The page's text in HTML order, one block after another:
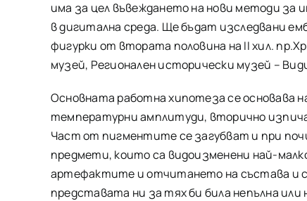
има за цел въвеждането на нови методи
в дигитална среда. Ще бъдат изследвани
фигурки от втората половина на II хил.
музей, Регионален исторически музей –
Основната работна хипотеза се основава
температурни амплитуди, вторично
Част от пигментите се загубват и при
предмети, които са видоизменени най-
артефактите и отчитането на състава и
представата ни за тях би била непълна